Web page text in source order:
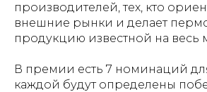
производителей, тех, кто
внешние рынки и делает
продукцию известной на весь
В премии есть 7 номинаций
каждой будут определены